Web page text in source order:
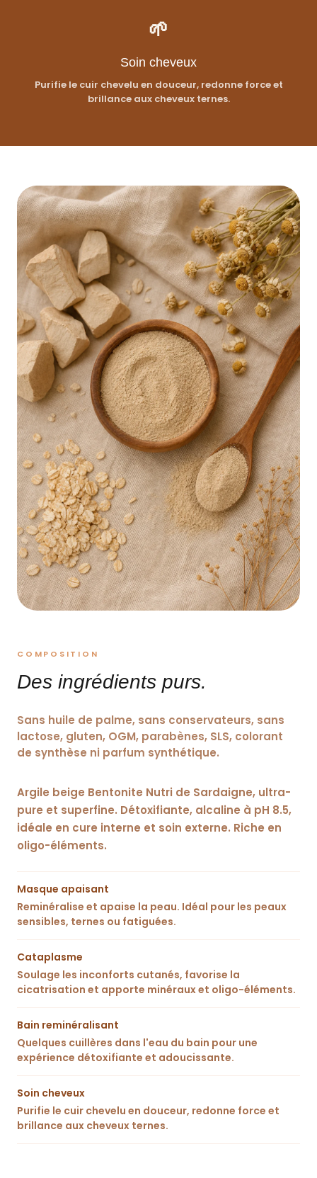
🌱
Soin cheveux
Purifie le cuir chevelu en douceur, redonne force et
brillance aux cheveux ternes.
COMPOSITION
Des ingrédients purs.
Sans huile de palme, sans conservateurs, sans
lactose, gluten, OGM, parabènes, SLS, colorant
de synthèse ni parfum synthétique.
Argile beige Bentonite Nutri de Sardaigne, ultra-
pure et superfine. Détoxifiante, alcaline à pH 8.5,
idéale en cure interne et soin externe. Riche en
oligo-éléments.
Masque apaisant
Reminéralise et apaise la peau. Idéal pour les peaux
sensibles, ternes ou fatiguées.
Cataplasme
Soulage les inconforts cutanés, favorise la
cicatrisation et apporte minéraux et oligo-éléments.
Bain reminéralisant
Quelques cuillères dans l'eau du bain pour une
expérience détoxifiante et adoucissante.
Soin cheveux
Purifie le cuir chevelu en douceur, redonne force et
brillance aux cheveux ternes.